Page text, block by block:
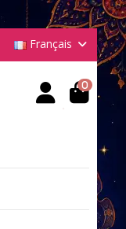
Français
0